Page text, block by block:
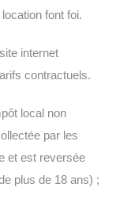
font foi.
internet
contractuels.
local non
par les
et est reversée
plus de 18 ans) ;